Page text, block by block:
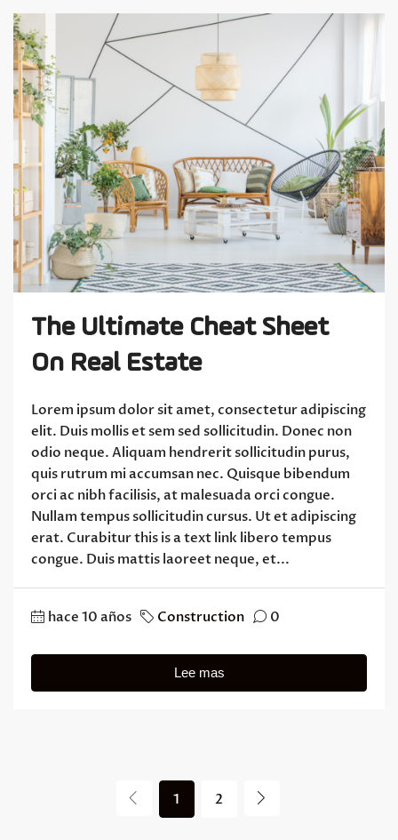
The Ultimate Cheat Sheet
On Real Estate
Lorem ipsum dolor sit amet, consectetur adipiscing
elit. Duis mollis et sem sed sollicitudin. Donec non
odio neque. Aliquam hendrerit sollicitudin purus,
quis rutrum mi accumsan nec. Quisque bibendum
orci ac nibh facilisis, at malesuada orci congue.
Nullam tempus sollicitudin cursus. Ut et adipiscing
erat. Curabitur this is a text link libero tempus
congue. Duis mattis laoreet neque, et...
hace 10 años Construction 0
Lee mas
1 2